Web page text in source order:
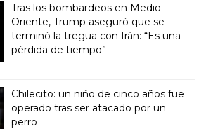
Tras los bombardeos en Medio
Oriente, Trump aseguró que se
terminó la tregua con Irán: “Es una
pérdida de tiempo”
Chilecito: un niño de cinco años fue
operado tras ser atacado por un
perro